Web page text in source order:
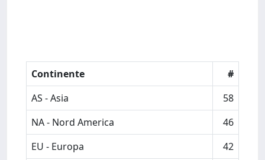
Continente
#
AS - Asia
58
NA - Nord America
46
EU - Europa
42